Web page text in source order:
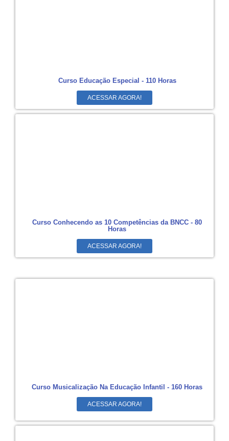
Curso Educação Especial - 110 Horas
ACESSAR AGORA!
Curso Conhecendo as 10 Competências da BNCC - 80
Horas
ACESSAR AGORA!
Curso Musicalização Na Educação Infantil - 160 Horas
ACESSAR AGORA!